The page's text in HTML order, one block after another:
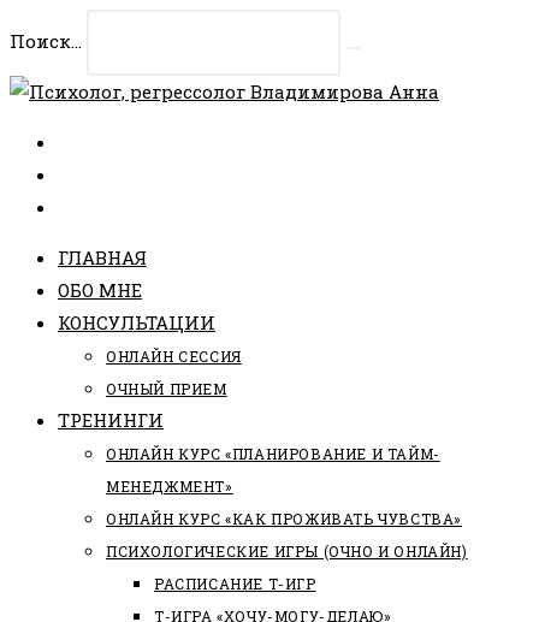
содержимому
Поиск...
ГЛАВНАЯ
ОБО МНЕ
КОНСУЛЬТАЦИИ
ОНЛАЙН СЕССИЯ
ОЧНЫЙ ПРИЕМ
ТРЕНИНГИ
ОНЛАЙН КУРС «ПЛАНИРОВАНИЕ И ТАЙМ-
МЕНЕДЖМЕНТ»
ОНЛАЙН КУРС «КАК ПРОЖИВАТЬ ЧУВСТВА»
ПСИХОЛОГИЧЕСКИЕ ИГРЫ (ОЧНО И ОНЛАЙН)
РАСПИСАНИЕ Т-ИГР
Т-ИГРА «ХОЧУ-МОГУ-ДЕЛАЮ»